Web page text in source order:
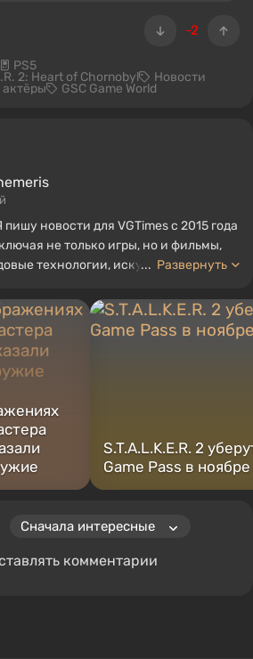
-2
PS5
2: Heart of Chornobyl Новости
актёры GSC Game World
новости для VGTimes с 2015 года
не только игры, но и фильмы,
технологии, искусственный
компиляций и других статей,
Я собираю различные игровые
постеры, старые консоли и
есть живой интерес к ретро-играм. Я
на PC и консолях.
... Развернуть
S.T.A.L.K.E.R. 2
Game Pass в ноябре
комментарии